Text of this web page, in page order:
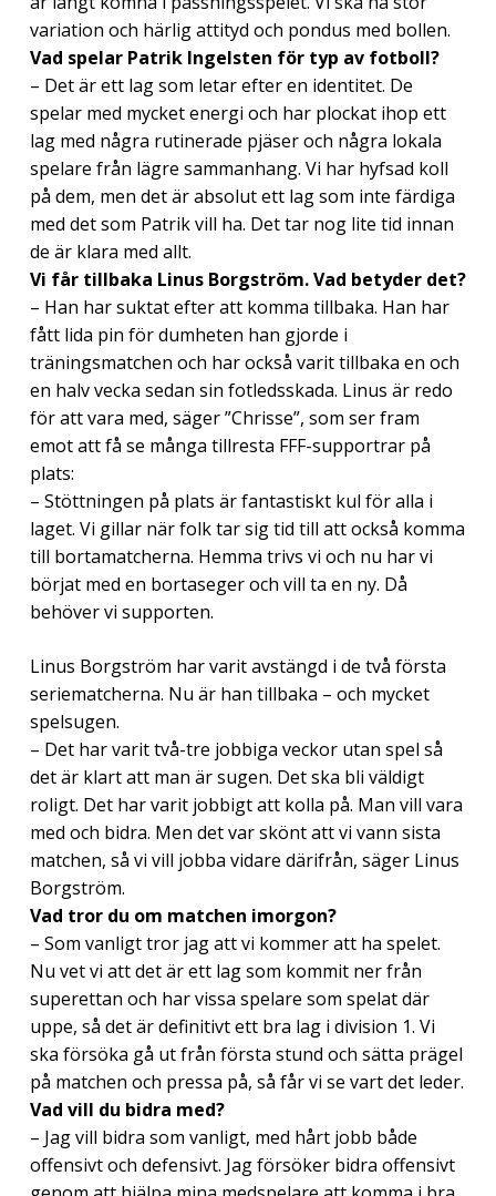
variation och härlig attityd och pondus med bollen.
Vad spelar Patrik Ingelsten för typ av fotboll?
– Det är ett lag som letar efter en identitet. De
spelar med mycket energi och har plockat ihop ett
lag med några rutinerade pjäser och några lokala
spelare från lägre sammanhang. Vi har hyfsad koll
på dem, men det är absolut ett lag som inte färdiga
med det som Patrik vill ha. Det tar nog lite tid innan
de är klara med allt.
Vi får tillbaka Linus Borgström. Vad betyder det?
– Han har suktat efter att komma tillbaka. Han har
fått lida pin för dumheten han gjorde i
träningsmatchen och har också varit tillbaka en och
en halv vecka sedan sin fotledsskada. Linus är redo
för att vara med, säger ”Chrisse”, som ser fram
emot att få se många tillresta FFF-supportrar på
plats:
– Stöttningen på plats är fantastiskt kul för alla i
laget. Vi gillar när folk tar sig tid till att också komma
till bortamatcherna. Hemma trivs vi och nu har vi
börjat med en bortaseger och vill ta en ny. Då
behöver vi supporten.
Linus Borgström har varit avstängd i de två första
seriematcherna. Nu är han tillbaka – och mycket
spelsugen.
– Det har varit två-tre jobbiga veckor utan spel så
det är klart att man är sugen. Det ska bli väldigt
roligt. Det har varit jobbigt att kolla på. Man vill vara
med och bidra. Men det var skönt att vi vann sista
matchen, så vi vill jobba vidare därifrån, säger Linus
Borgström.
Vad tror du om matchen imorgon?
– Som vanligt tror jag att vi kommer att ha spelet.
Nu vet vi att det är ett lag som kommit ner från
superettan och har vissa spelare som spelat där
uppe, så det är definitivt ett bra lag i division 1. Vi
ska försöka gå ut från första stund och sätta prägel
på matchen och pressa på, så får vi se vart det leder.
Vad vill du bidra med?
– Jag vill bidra som vanligt, med hårt jobb både
offensivt och defensivt. Jag försöker bidra offensivt